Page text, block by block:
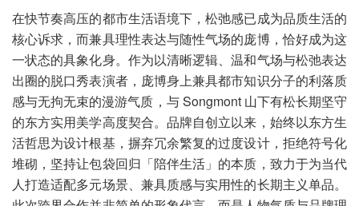
在快节奏高压的都市生活语境下，松弛感已成为品质生活的
核心诉求，而兼具理性表达与随性气场的庞博，恰好成为这
一状态的具象化身。作为以清晰逻辑、温和气场与松弛表达
出圈的脱口秀表演者，庞博身上兼具都市知识分子的利落质
感与无拘无束的漫游气质，与 Songmont 山下有松长期坚守
的东方实用美学高度契合。品牌自创立以来，始终以东方生
活哲思为设计根基，摒弃冗余繁复的过度设计，拒绝符号化
堆砌，坚持让包袋回归「陪伴生活」的本质，致力于为当代
人打造适配多元场景、兼具质感与实用性的长期主义单品。